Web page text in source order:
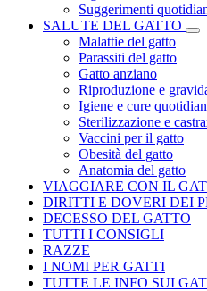
Suggerimenti
SALUTE DEL GATTO
Malattie del gatto
Parassiti del gatto
Gatto anziano
Riproduzione e
Igiene e cure
Sterilizzazione e
Vaccini per il gatto
Obesità del gatto
Anatomia del gatto
VIAGGIARE CON IL
DIRITTI E DOVERI DEI
DECESSO DEL GATTO
TUTTI I CONSIGLI
RAZZE
I NOMI PER GATTI
TUTTE LE INFO SUI